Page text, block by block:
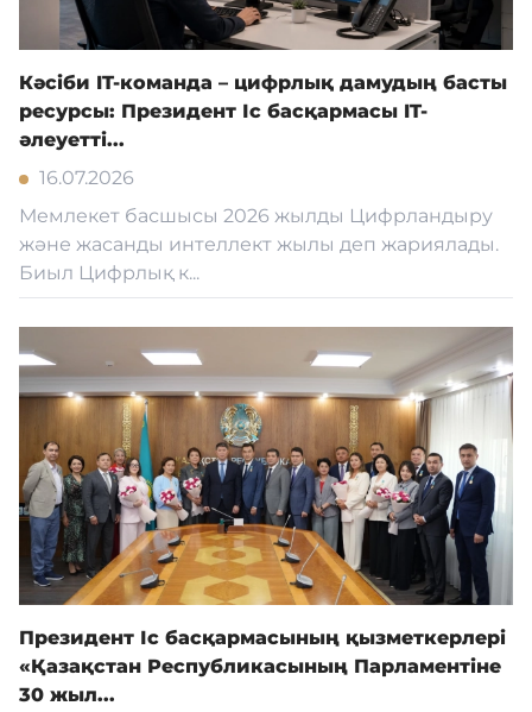
Кәсіби IT-команда – цифрлық дамудың басты
ресурсы: Президент Іс басқармасы IT-
әлеуетті...
16.07.2026
Мемлекет басшысы 2026 жылды Цифрландыру
және жасанды интеллект жылы деп жариялады.
Биыл Цифрлық к...
Президент Іс басқармасының қызметкерлері
«Қазақстан Республикасының Парламентіне
30 жыл...